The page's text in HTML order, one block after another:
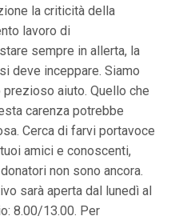
la criticità della
lavoro di
sempre in allerta, la
deve inceppare. Siamo
aiuto. Quello che
carenza potrebbe
Cerca di farvi portavoce
amici e conoscenti,
non sono ancora.
sarà aperta dal lunedì al
8.00/13.00. Per